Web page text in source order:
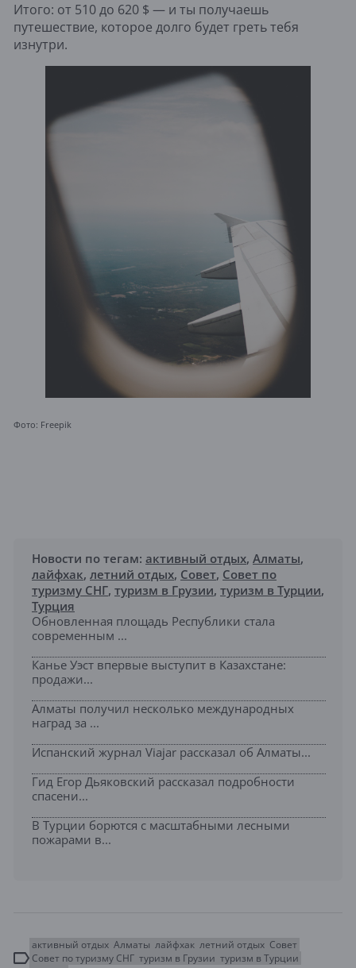
Итого: от 510 до 620 $ — и ты получаешь
путешествие, которое долго будет греть тебя
изнутри.
Фото: Freepik
Новости по тегам: активный отдых, Алматы,
лайфхак, летний отдых, Совет, Совет по
туризму СНГ, туризм в Грузии, туризм в Турции,
Турция
Обновленная площадь Республики стала
современным ...
Канье Уэст впервые выступит в Казахстане:
продажи...
Алматы получил несколько международных
наград за ...
Испанский журнал Viajar рассказал об Алматы...
Гид Егор Дьяковский рассказал подробности
спасени...
В Турции борются с масштабными лесными
пожарами в...
активный отдых Алматы лайфхак летний отдых Совет
Совет по туризму СНГ туризм в Грузии туризм в Турции